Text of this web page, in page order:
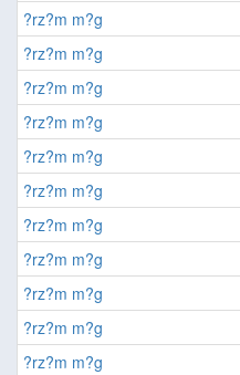
?rz?m m?g
?rz?m m?g
?rz?m m?g
?rz?m m?g
?rz?m m?g
?rz?m m?g
?rz?m m?g
?rz?m m?g
?rz?m m?g
?rz?m m?g
?rz?m m?g